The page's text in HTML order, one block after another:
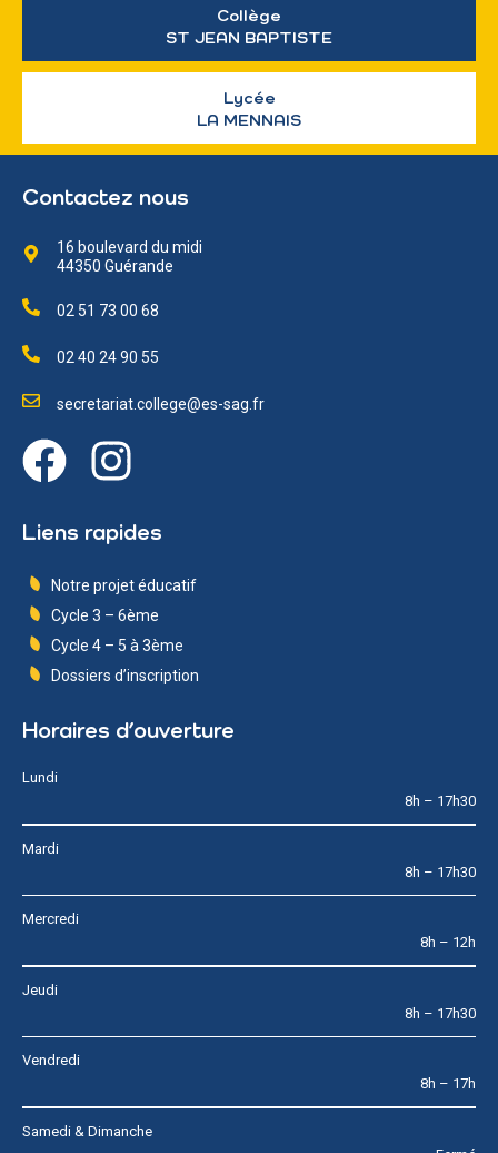
Collège
ST JEAN BAPTISTE
Lycée
LA MENNAIS
Contactez nous
16 boulevard du midi
44350 Guérande
02 51 73 00 68
02 40 24 90 55
secretariat.college@es-sag.fr
Liens rapides
Notre projet éducatif
Cycle 3 – 6ème
Cycle 4 – 5 à 3ème
Dossiers d’inscription
Horaires d’ouverture
Lundi
8h – 17h30
Mardi
8h – 17h30
Mercredi
8h – 12h
Jeudi
8h – 17h30
Vendredi
8h – 17h
Samedi & Dimanche